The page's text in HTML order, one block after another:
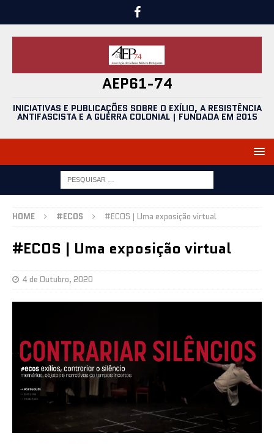
AEP61-74
INICIATIVAS E PUBLICAÇÕES SOBRE O EXÍLIO, A RESISTÊNCIA
ANTIFASCISTA E A GUERRA COLONIAL | FUNDADA EM 2015
HOME #ECOS #ECOS | Uma exposição virtual
#ECOS | Uma exposição virtual
4 de Outubro, 2020